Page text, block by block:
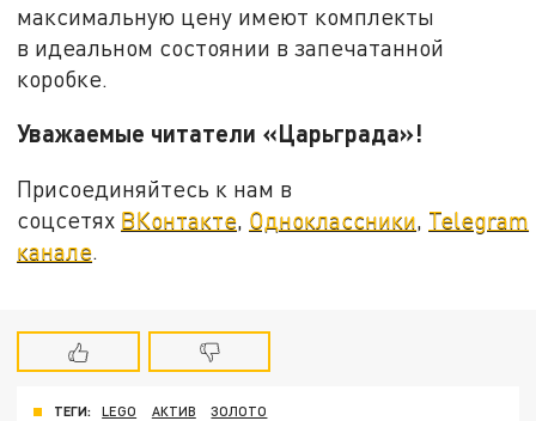
максимальную цену имеют комплекты
в идеальном состоянии в запечатанной
коробке.
Уважаемые читатели «Царьграда»!
Присоединяйтесь к нам в
соцсетях ВКонтакте, Одноклассники, Telegram
канале.
ТЕГИ: LEGO АКТИВ ЗОЛОТО